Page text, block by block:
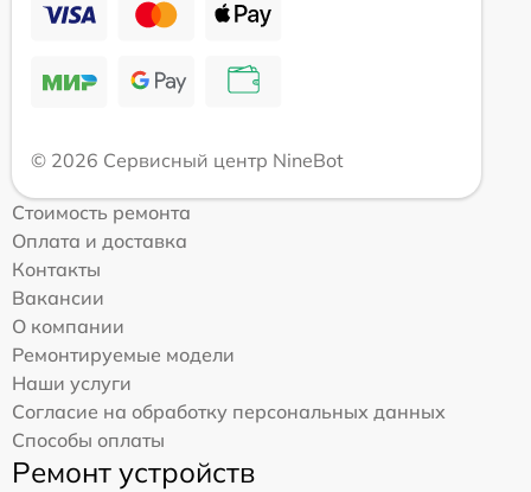
© 2026 Сервисный центр NineBot
Стоимость ремонта
Оплата и доставка
Контакты
Вакансии
О компании
Ремонтируемые модели
Наши услуги
Согласие на обработку персональных данных
Способы оплаты
Ремонт устройств